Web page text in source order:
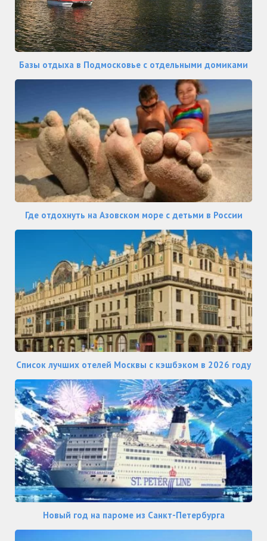
Базы отдыха в Подмосковье с отдельными домиками
Где отдохнуть на Азовском море с детьми в России
Список лучших отелей Москвы с кэшбэком в 2026 году
Новый год на пароме из Санкт-Петербурга